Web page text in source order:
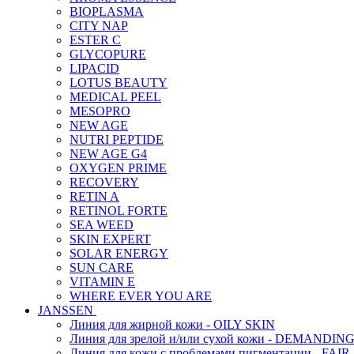
BIOPLASMA
CITY NAP
ESTER C
GLYCOPURE
LIPACID
LOTUS BEAUTY
MEDICAL PEEL
MESOPRO
NEW AGE
NUTRI PEPTIDE
NEW AGE G4
OXYGEN PRIME
RECOVERY
RETIN A
RETINOL FORTE
SEA WEED
SKIN EXPERT
SOLAR ENERGY
SUN CARE
VITAMIN E
WHERE EVER YOU ARE
JANSSEN
Линия для жирной кожи - OILY SKIN
Линия для зрелой и/или сухой кожи -